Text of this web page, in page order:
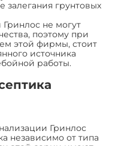
залегания грунтовых
не могут
поэтому при
этой фирмы, стоит
источника
работы.
Гринлос
независимо от типа